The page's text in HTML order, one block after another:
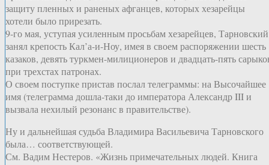
защиту пленных и раненых афганцев, которых хезарейцы
хотели было прирезать.
9-го мая, уступая усиленным просьбам хезарейцев, Тарновский
занял крепость Кал’а-и-Ноу, имея в своем распоряжении шесть
казаков, девять туркмен-милиционеров и двадцать-пять
при трехстах патронах.
О своем поступке пристав послал телеграммы: на Высочайшее
имя (телеграмма дошла-таки до императора Александр III и
вызвала нехилый резонанс в правительстве).
Ну и дальнейшая судьба Владимира Васильевича Тарновского
была… соответствующей.
См. Вадим Нестеров. «Жизнь примечательных людей. Книга